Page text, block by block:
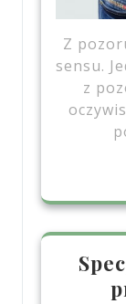
Z
sensu.
z